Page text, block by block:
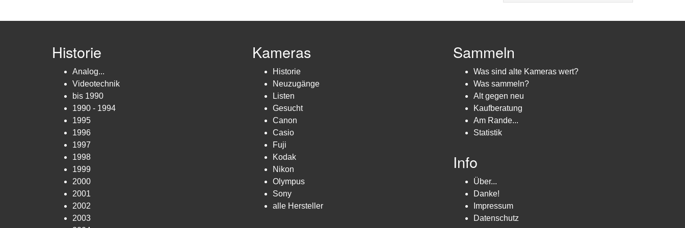
Historie
Analog...
Videotechnik
bis 1990
1990 - 1994
1995
1996
1997
1998
1999
2000
2001
2002
2003
Kameras
Historie
Neuzugänge
Listen
Gesucht
Canon
Casio
Fuji
Kodak
Nikon
Olympus
Sony
alle Hersteller
Sammeln
Was sind alte Kameras wert?
Was sammeln?
Alt gegen neu
Kaufberatung
Am Rande...
Statistik
Info
Über...
Danke!
Impressum
Datenschutz